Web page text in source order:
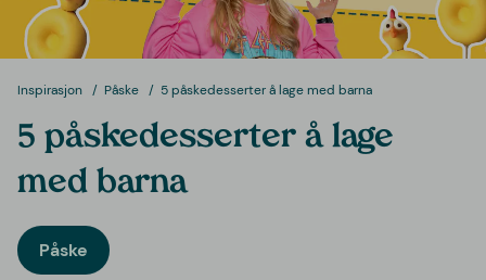
Inspirasjon Påske 5 påskedesserter å lage med barna
5 påskedesserter å lage
med barna
Påske